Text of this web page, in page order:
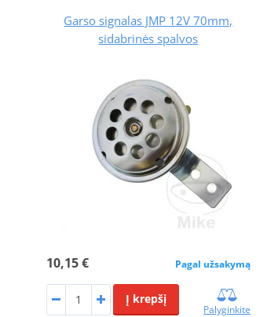
Garso signalas JMP 12V 70mm,
sidabrinės spalvos
10,15 € Pagal užsakymą
Į krepšį
Palyginkite